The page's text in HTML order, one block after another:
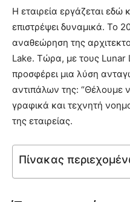
Η εταιρεία εργάζεται εδώ
επιστρέψει δυναμικά. Το
αναθεώρηση της
Lake. Τώρα, με τους Lunar
προσφέρει μια λύση
αντιπάλων της: “Θέλουμε
γραφικά και τεχνητή
της εταιρείας.
Πίνακας